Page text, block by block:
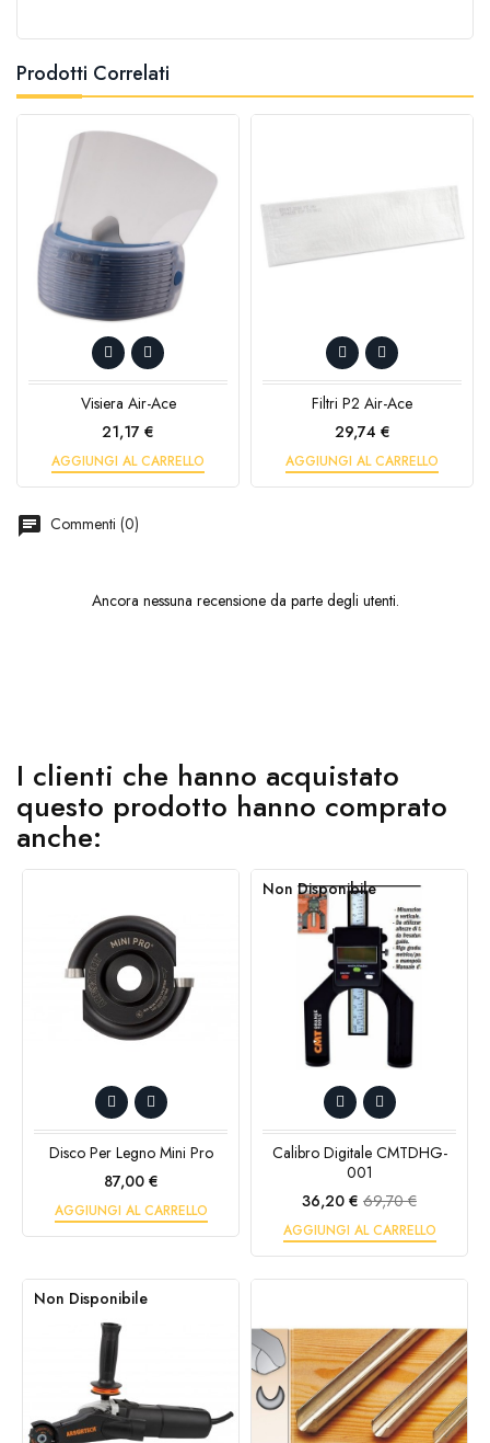
Prodotti Correlati
Visiera Air-Ace
Prezzo
21,17 €
AGGIUNGI AL CARRELLO
Filtri P2 Air-Ace
Prezzo
29,74 €
AGGIUNGI AL CARRELLO
chat Commenti (0)
Ancora nessuna recensione da parte degli utenti.
I clienti che hanno acquistato
questo prodotto hanno comprato
anche:
Disco Per Legno Mini Pro
Prezzo
87,00 €
AGGIUNGI AL CARRELLO
Non Disponibile
Calibro Digitale CMTDHG-
001
Prezzo
36,20 € Prezzo
base
69,70 €
AGGIUNGI AL CARRELLO
Non Disponibile